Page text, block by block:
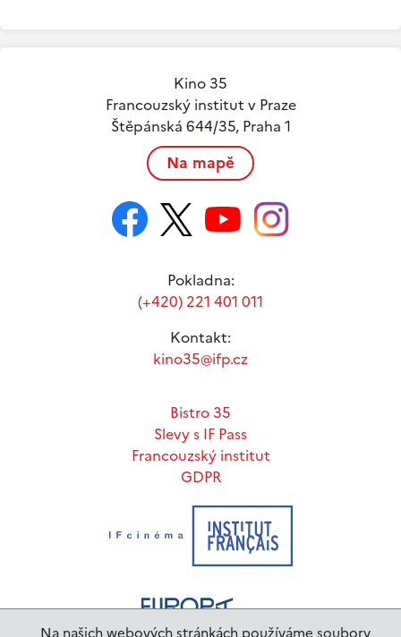
Kino 35
Francouzský institut v Praze
Štěpánská 644/35, Praha 1
Na mapě
Pokladna:
(+420) 221 401 011
Kontakt:
kino35@ifp.cz
Bistro 35
Slevy s IF Pass
Francouzský institut
GDPR